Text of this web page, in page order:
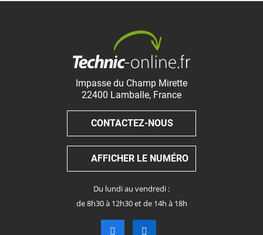
Impasse du Champ Mirette
22400 Lamballe, France
CONTACTEZ-NOUS
AFFICHER LE NUMÉRO
Du lundi au vendredi :
de 8h30 à 12h30 et de 14h à 18h